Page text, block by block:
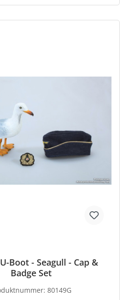
Boot - Seagull - Cap &
Badge Set
80149G